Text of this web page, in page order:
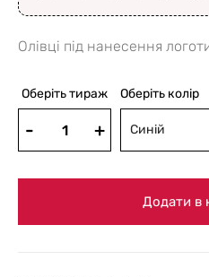
Олівці під нанесення
Оберіть тираж Оберіть колір
Синій
Додати в